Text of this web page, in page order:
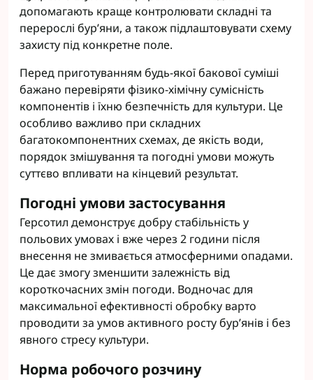
допомагають краще контролювати складні та
перерослі бур’яни, а також підлаштовувати схему
захисту під конкретне поле.
Перед приготуванням будь-якої бакової суміші
бажано перевіряти фізико-хімічну сумісність
компонентів і їхню безпечність для культури. Це
особливо важливо при складних
багатокомпонентних схемах, де якість води,
порядок змішування та погодні умови можуть
суттєво впливати на кінцевий результат.
Погодні умови застосування
Герсотил демонструє добру стабільність у
польових умовах і вже через 2 години після
внесення не змивається атмосферними опадами.
Це дає змогу зменшити залежність від
короткочасних змін погоди. Водночас для
максимальної ефективності обробку варто
проводити за умов активного росту бур’янів і без
явного стресу культури.
Норма робочого розчину